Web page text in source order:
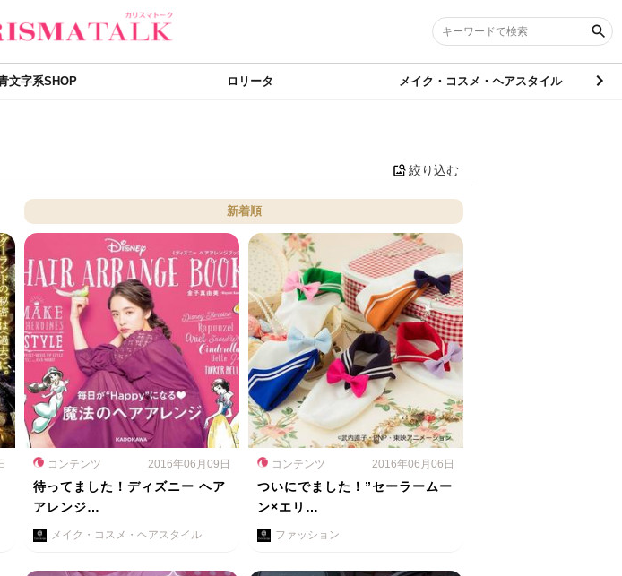
文字系SHOP ロリータ メイク・コスメ・ヘアスタイル
絞り込む
新着順
コンテンツ 2016年06月09日
待ってました！ディズニー ヘア
アレンジ…
メイク・コスメ・ヘアスタイル
コンテンツ 2016年06月06日
ついにでました！”セーラームー
ン×エリ…
ファッション